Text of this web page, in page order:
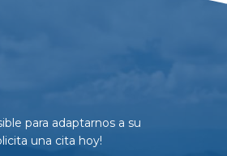
para adaptarnos a su
una cita hoy!